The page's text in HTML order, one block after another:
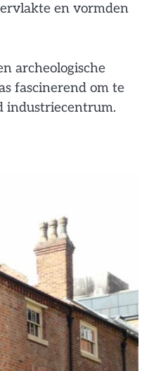
en vormden
archeologische
fascinerend om te
industriecentrum.